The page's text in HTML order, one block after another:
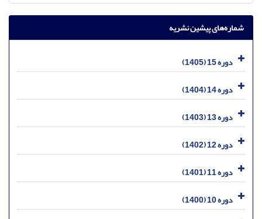
شماره‌های پیشین نشریه
دوره 15 (1405)
دوره 14 (1404)
دوره 13 (1403)
دوره 12 (1402)
دوره 11 (1401)
دوره 10 (1400)